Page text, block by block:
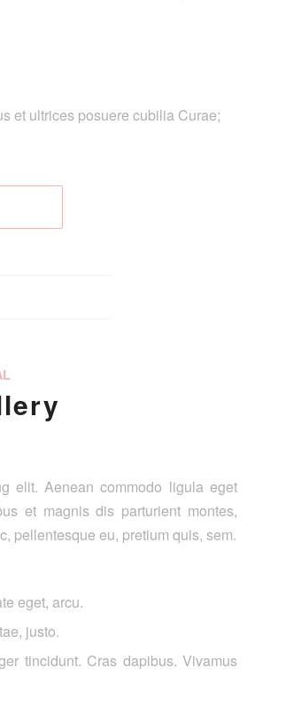
et ultrices posuere cubilia Curae;
elit. Aenean commodo ligula eget
et magnis dis parturient montes,
pellentesque eu, pretium quis, sem.
eget, arcu.
justo.
tincidunt. Cras dapibus. Vivamus